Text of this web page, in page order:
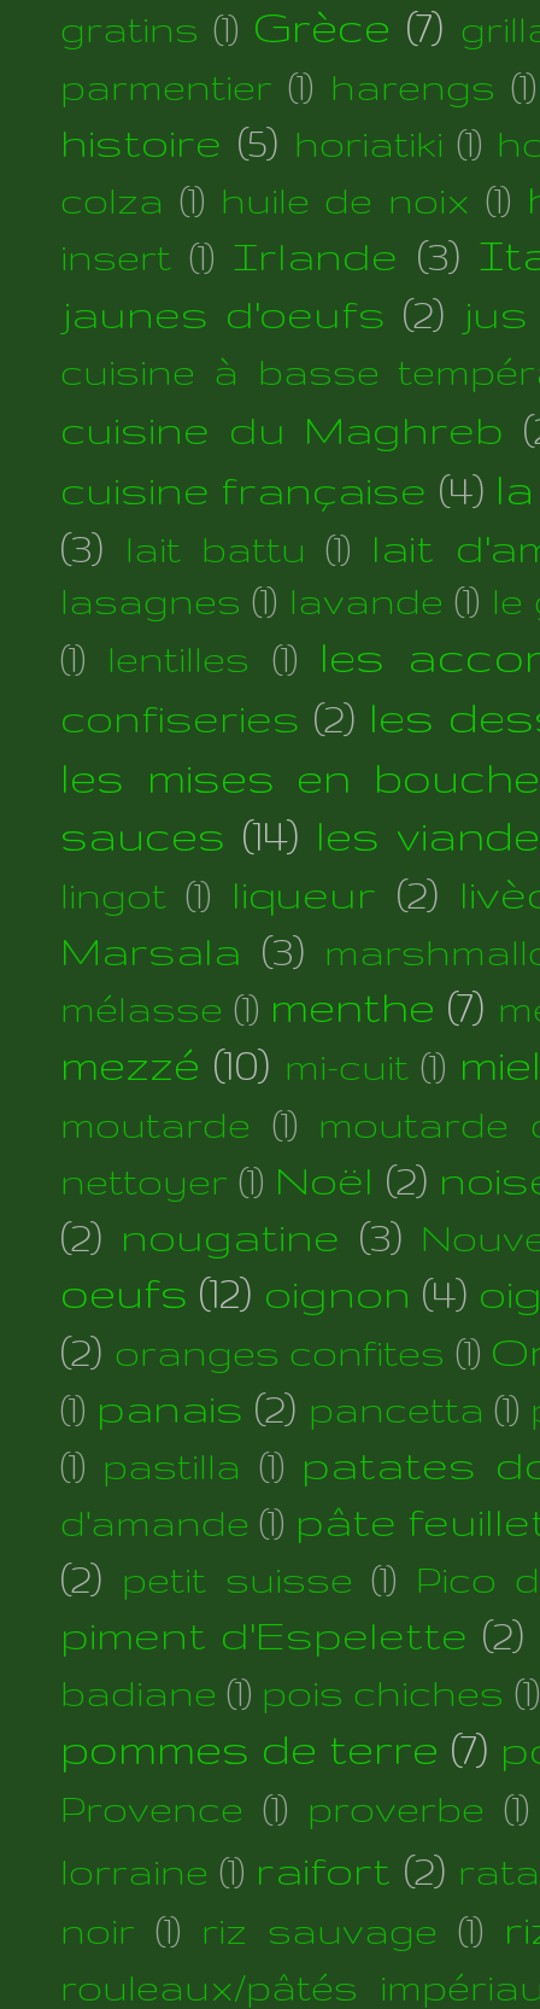
gratins (1) Grèce (7)
parmentier (1) harengs (1)
histoire (5) horiatiki (1)
colza (1) huile de noix (1)
insert (1) Irlande (3)
jaunes d'oeufs (2)
cuisine à basse
cuisine du Maghreb
cuisine française (4)
(3)
lait battu (1) lait
lasagnes (1) lavande (1) le
(1)
lentilles (1) les
confiseries (2) les
les mises en bouche
sauces (14) les
lingot (1) liqueur (2)
Marsala (3)
mélasse (1) menthe (7)
mezzé (10) mi-cuit (1) miel
moutarde (1) moutarde
nettoyer (1) Noël (2)
(2) nougatine (3)
oeufs (12) oignon (4)
(2) oranges confites (1)
(1) panais (2) pancetta (1)
(1) pastilla (1) patates
d'amande (1) pâte
(2) petit suisse (1) Pico
piment d'Espelette (2)
badiane (1) pois chiches (1)
pommes de terre (7)
Provence (1) proverbe (1)
lorraine (1) raifort (2)
noir (1) riz sauvage (1)
rouleaux/pâtés